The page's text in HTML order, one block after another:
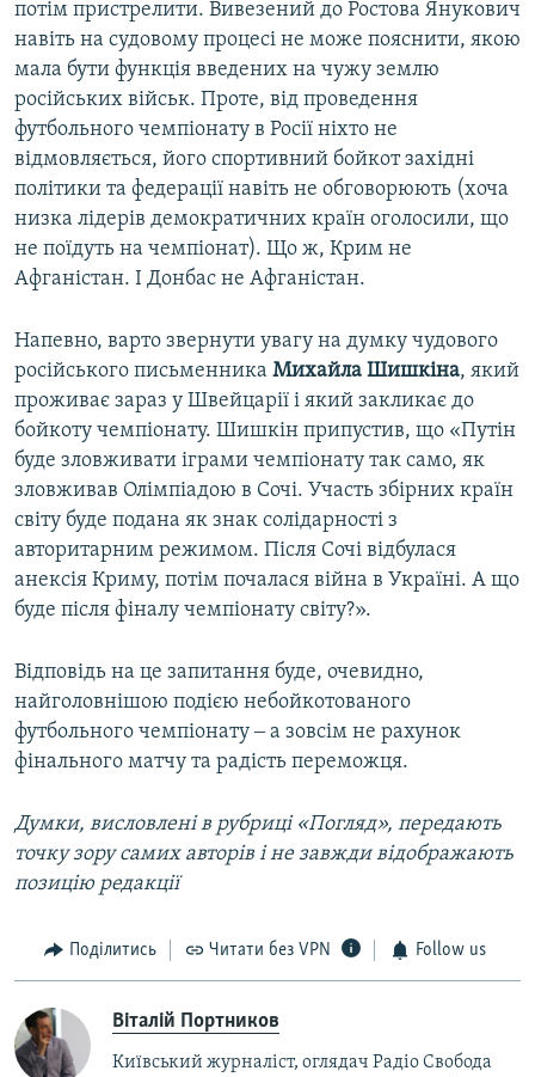
потім пристрелити. Вивезений до Ростова Янукович
навіть на судовому процесі не може пояснити, якою
мала бути функція введених на чужу землю
російських військ. Проте, від проведення
футбольного чемпіонату в Росії ніхто не
відмовляється, його спортивний бойкот західні
політики та федерації навіть не обговорюють (хоча
низка лідерів демократичних країн оголосили, що
не поїдуть на чемпіонат). Що ж, Крим не
Афганістан. І Донбас не Афганістан.
Напевно, варто звернути увагу на думку чудового
російського письменника Михайла Шишкіна, який
проживає зараз у Швейцарії і який закликає до
бойкоту чемпіонату. Шишкін припустив, що «Путін
буде зловживати іграми чемпіонату так само, як
зловживав Олімпіадою в Сочі. Участь збірних країн
світу буде подана як знак солідарності з
авторитарним режимом. Після Сочі відбулася
анексія Криму, потім почалася війна в Україні. А що
буде після фіналу чемпіонату світу?».
Відповідь на це запитання буде, очевидно,
найголовнішою подією небойкотованого
футбольного чемпіонату ‒ а зовсім не рахунок
фінального матчу та радість переможця.
Думки, висловлені в рубриці «Погляд», передають
точку зору самих авторів і не завжди відображають
позицію редакції
Поділитись Читати без VPN Follow us
Віталій Портников
Київський журналіст, оглядач Радіо Свобода